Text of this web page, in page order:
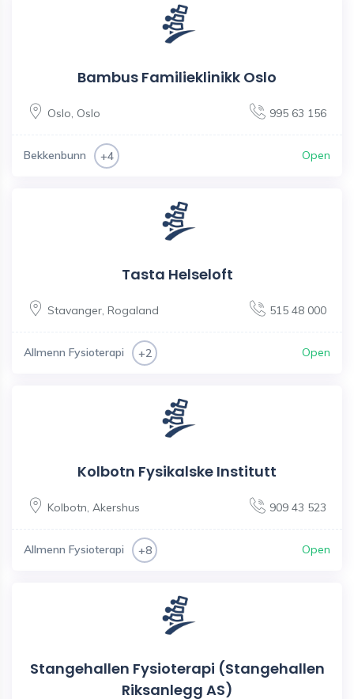
Bambus Familieklinikk Oslo
Oslo Oslo 995 63 156
Bekkenbunn +4 Open
Tasta Helseloft
Stavanger Rogaland 515 48 000
Allmenn Fysioterapi +2 Open
Kolbotn Fysikalske Institutt
Kolbotn Akershus 909 43 523
Allmenn Fysioterapi +8 Open
Stangehallen Fysioterapi (Stangehallen
Riksanlegg AS)